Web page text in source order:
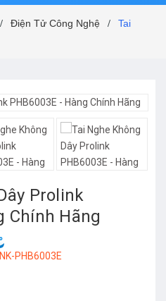
/ Điện Tử Công Nghệ /
Tai
Prolink
Chính Hãng
PHB6003E